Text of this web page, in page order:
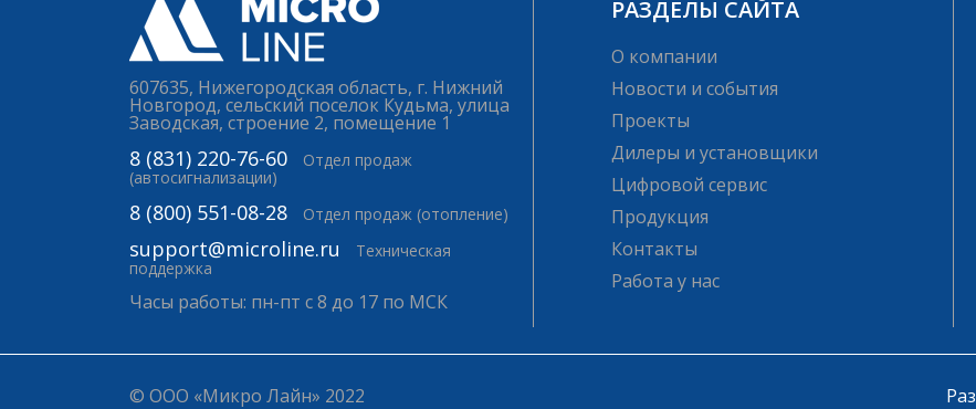
607635, Нижегородская область, г. Нижний
Новгород, сельский поселок Кудьма, улица
Заводская, строение 2, помещение 1
8 (831) 220-76-60
Отдел продаж
(автосигнализации)
8 (800) 551-08-28 Отдел продаж (отопление)
support@microline.ru
Техническая
поддержка
Часы работы: пн-пт с 8 до 17 по МСК
РАЗДЕЛЫ САЙТА
О компании
Новости и события
Проекты
Дилеры и установщики
Цифровой сервис
Продукция
Контакты
Работа у нас
© ООО «Микро Лайн» 2022